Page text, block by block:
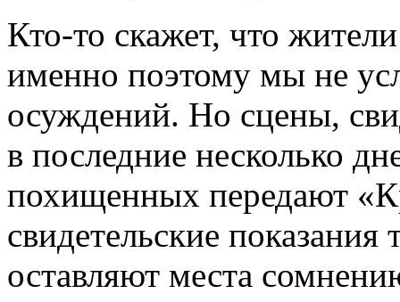
Кто-то скажет, что
именно поэтому мы не
осуждений. Но сцены,
в последние несколько
похищенных передают
свидетельские показания
оставляют места